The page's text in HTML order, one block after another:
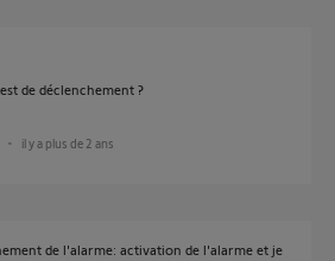
de déclenchement ?
il y a plus de 2 ans
de l'alarme: activation de l'alarme et je